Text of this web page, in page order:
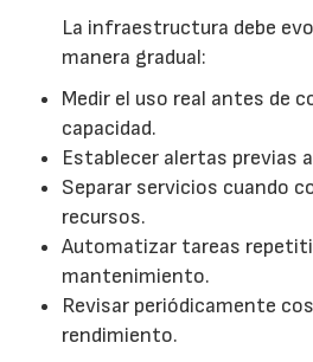
La infraestructura debe
manera gradual:
Medir el uso real antes de
capacidad.
Establecer alertas previas
Separar servicios cuando
recursos.
Automatizar tareas
mantenimiento.
Revisar periódicamente
rendimiento.